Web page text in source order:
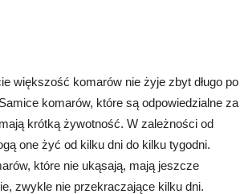
większość komarów nie żyje zbyt długo po
komarów, które są odpowiedzialne za
krótką żywotność. W zależności od
one żyć od kilku dni do kilku tygodni.
które nie ukąsają, mają jeszcze
zwykle nie przekraczające kilku dni.